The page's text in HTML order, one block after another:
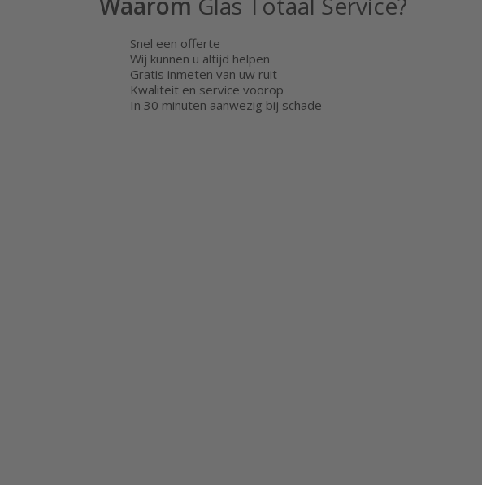
Snel een offerte
Wij kunnen u altijd helpen
Gratis inmeten van uw ruit
Kwaliteit en service voorop
In 30 minuten aanwezig bij schade